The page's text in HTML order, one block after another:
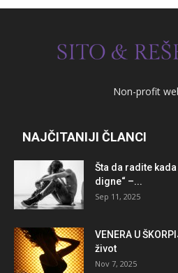
Non-profit
NAJČITANIJI ČLANCI
Šta da radite
digne“ –...
Sep 11, 2025
VENERA U
život
Nov 7, 2025